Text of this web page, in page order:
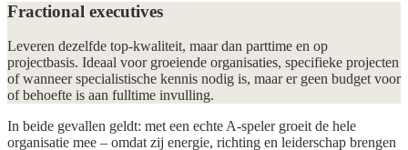
Fractional executives
Leveren dezelfde top-kwaliteit, maar dan parttime en op
projectbasis. Ideaal voor groeiende organisaties, specifieke projecten
of wanneer specialistische kennis nodig is, maar er geen budget voor
of behoefte is aan fulltime invulling.
In beide gevallen geldt: met een echte A-speler groeit de hele
organisatie mee – omdat zij energie, richting en leiderschap brengen